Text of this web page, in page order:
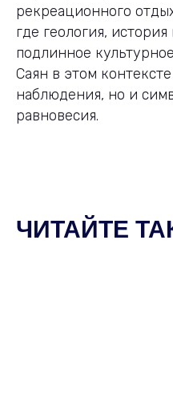
рекреационного
где геология,
подлинное
Саян в этом
наблюдения, но и
равновесия.
ЧИТАЙТЕ